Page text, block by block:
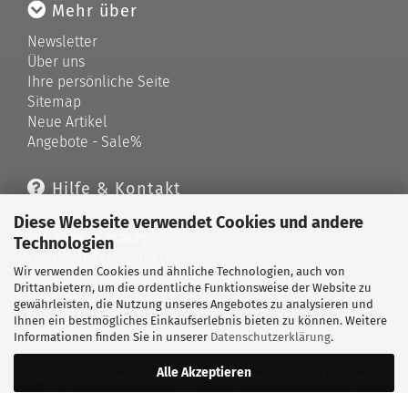
Diese Webseite verwendet Cookies und andere
Technologien
Wir verwenden Cookies und ähnliche Technologien, auch von
Drittanbietern, um die ordentliche Funktionsweise der Website zu
gewährleisten, die Nutzung unseres Angebotes zu analysieren und
Ihnen ein bestmögliches Einkaufserlebnis bieten zu können. Weitere
Informationen finden Sie in unserer Datenschutzerklärung.
Alle Akzeptieren
Mehr über
Newsletter
Über uns
Ihre persönliche Seite
Sitemap
Neue Artikel
Angebote - Sale%
Hilfe & Kontakt
Telefonische Unterstützung und Beratung unter:
Tel: 033679 757871
Geprüfter Online Shop mit Geld-zurück-Garantie.
Merkzettel
Kontaktformular
Alle Preise verstehen sich inklusive der gesetzlichen